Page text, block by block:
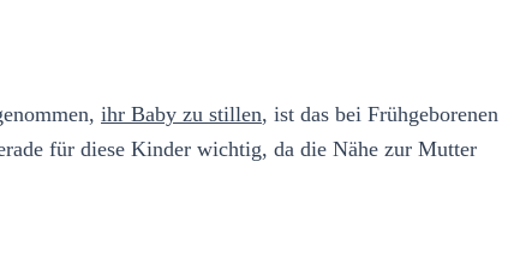
ihr Baby zu stillen, ist das bei Frühgeborenen
für diese Kinder wichtig, da die Nähe zur Mutter